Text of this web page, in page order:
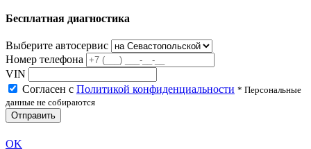
Бесплатная диагностика
Выберите автосервис
Номер телефона
VIN
Согласен с Политикой конфиденциальности * Персональные
данные не собираются
Отправить
OK